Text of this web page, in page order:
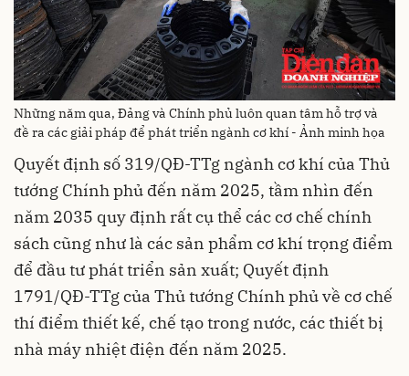
Những năm qua, Đảng và Chính phủ luôn quan tâm hỗ trợ và
đề ra các giải pháp để phát triển ngành cơ khí - Ảnh minh họa
Quyết định số 319/QĐ-TTg ngành cơ khí của Thủ
tướng Chính phủ đến năm 2025, tầm nhìn đến
năm 2035 quy định rất cụ thể các cơ chế chính
sách cũng như là các sản phẩm cơ khí trọng điểm
để đầu tư phát triển sản xuất; Quyết định
1791/QĐ-TTg của Thủ tướng Chính phủ về cơ chế
thí điểm thiết kế, chế tạo trong nước, các thiết bị
nhà máy nhiệt điện đến năm 2025.